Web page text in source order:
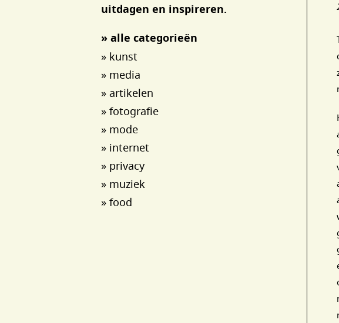
uitdagen en inspireren.
» alle categorieën
» kunst
» media
» artikelen
» fotografie
» mode
» internet
» privacy
» muziek
» food